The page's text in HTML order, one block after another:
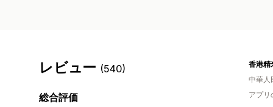
レビュー (540)
総合評価
中華人
アプリ